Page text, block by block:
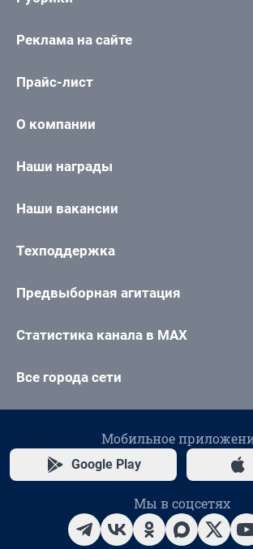
Реклама на сайте
Прайс-лист
О компании
Наши награды
Наши вакансии
Техподдержка
Предвыборная агитация
Статистика канала в MAX
Все города сети
Мобильное
Google Play
Мы в соцсетях